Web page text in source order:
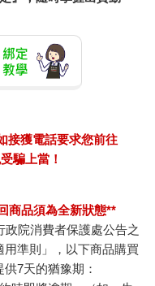
的訓練，讓我喜歡自力
教育為原則；留下財富
此，身為父母的你，應
想要脫離貧窮，唯有不
略大師，一個來自中下
於知識貧乏及學歷不足，
洗碗工、鋸木工、建築
入僅能果腹，甚至無家可
三麗鷗】 巨型
款可選) 裝飾髮
入購物車